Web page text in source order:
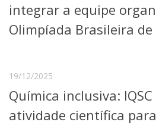
integrar a equipe
Olimpíada Brasileira
19/12/2025
Química inclusiva:
atividade científica